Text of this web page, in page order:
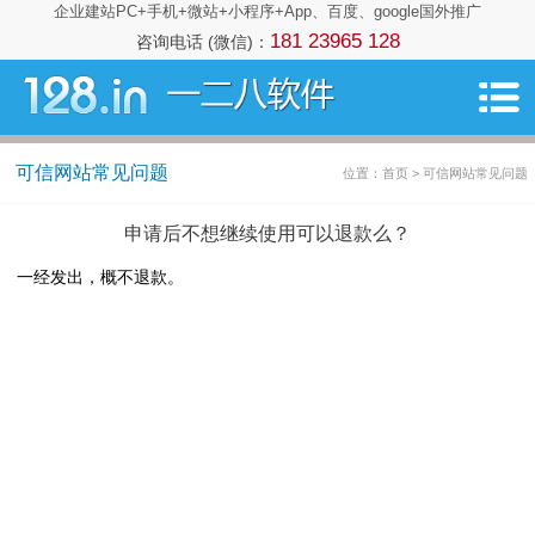
企业建站PC+手机+微站+小程序+App、百度、google国外推广
咨询电话 (微信)： 181 23965 128
可信网站常见问题 位置：首页 > 可信网站常见问题
申请后不想继续使用可以退款么？
一经发出，概不退款。